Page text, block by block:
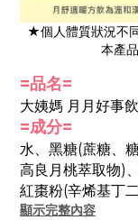
★個人體質狀況不
本產
=品名=
大姨媽 月月好事
=成分=
水、黑糖(蔗糖、
高良月桃萃取物)
紅棗粉(辛烯基丁
麥盧卡蜂蜜、桂圓
顯示完整內容